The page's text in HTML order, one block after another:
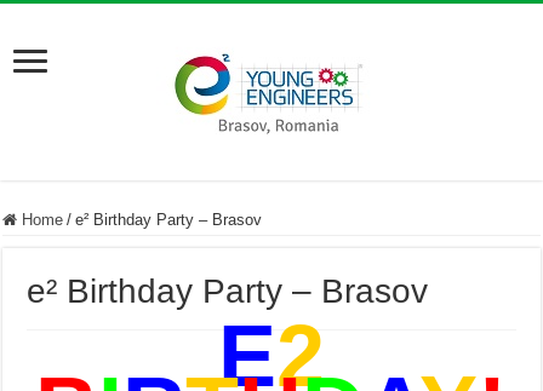
Home / e² Birthday Party – Brasov
e² Birthday Party – Brasov
E2